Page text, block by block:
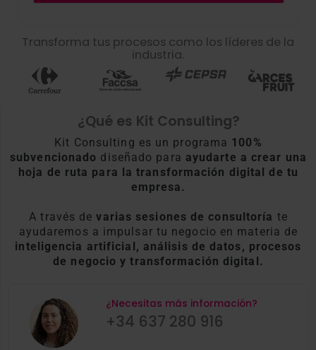
Transforma tus procesos como los líderes de la
industria.
¿Qué es Kit Consulting?
Kit Consulting es un programa 100%
subvencionado diseñado para ayudarte a crear una
hoja de ruta para la transformación digital de tu
empresa.
A través devarias sesiones de consultoría te
ayudaremos a impulsar tu negocio en materia de
inteligencia artificial, análisis de datos, procesos
de negocio y transformación digital.
¿Necesitas más información?
+34 637 280 916